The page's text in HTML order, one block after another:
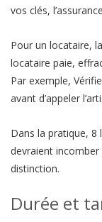
vos clés,
Pour un locataire,
locataire paie,
Par exemple,
avant d’appeler
Dans la pratique, 8
devraient incomber
distinction.
Durée et